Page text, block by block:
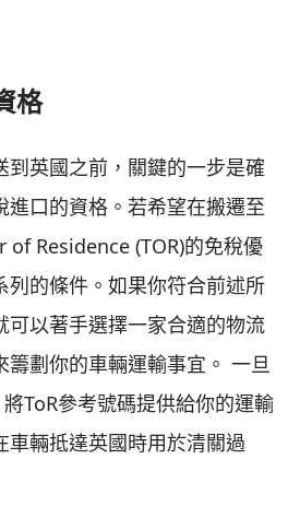
格
到英國之前，關鍵的一步是確
進口的資格。若希望在搬遷至
of Residence (TOR)的免稅優
列的條件。如果你符合前述所
可以著手選擇一家合適的物流
籌劃你的車輛運輸事宜。 一旦
ToR參考號碼提供給你的運輸
車輛抵達英國時用於清關過